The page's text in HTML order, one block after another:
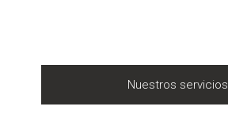
Nuestros servicios